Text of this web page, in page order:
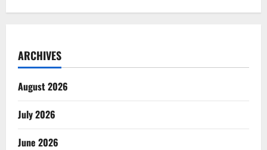
ARCHIVES
August 2026
July 2026
June 2026